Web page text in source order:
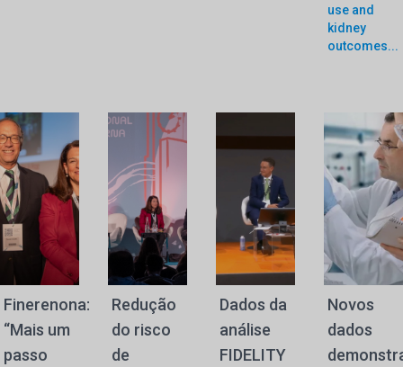
use and
kidney
outcomes...
Finerenona:
“Mais um
passo
Redução
do risco
de
Dados da
análise
FIDELITY
Novos
dados